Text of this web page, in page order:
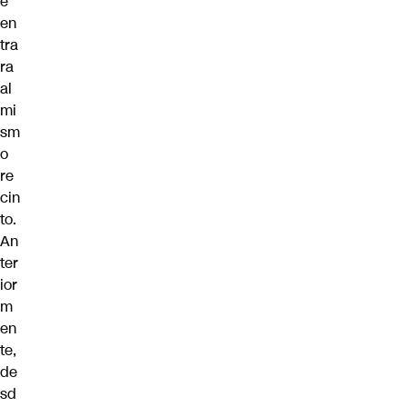
en
tra
ra
al
mi
sm
o
re
cin
to.
An
ter
ior
m
en
te,
de
sd